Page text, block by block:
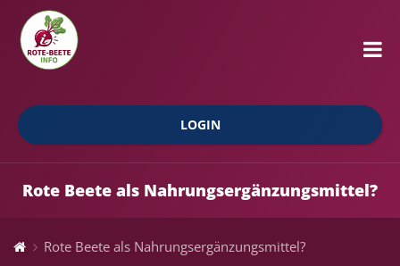
LOGIN
Rote Beete als Nahrungsergänzungsmittel?
Rote Beete als Nahrungsergänzungsmittel?